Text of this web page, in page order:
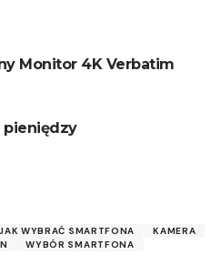
Monitor 4K Verbatim
pieniędzy
WYBRAĆ SMARTFONA
KAMERA
WYBÓR SMARTFONA